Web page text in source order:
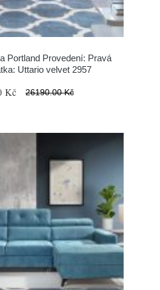
Portland Provedení: Pravá
Uttario velvet 2957
Kč 26190.00 Kč